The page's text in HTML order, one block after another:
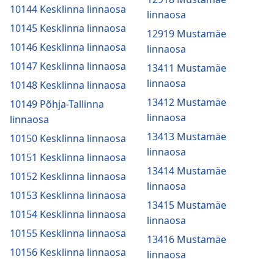
10144 Kesklinna linnaosa
10145 Kesklinna linnaosa
10146 Kesklinna linnaosa
10147 Kesklinna linnaosa
10148 Kesklinna linnaosa
10149 Põhja-Tallinna
linnaosa
10150 Kesklinna linnaosa
10151 Kesklinna linnaosa
10152 Kesklinna linnaosa
10153 Kesklinna linnaosa
10154 Kesklinna linnaosa
10155 Kesklinna linnaosa
10156 Kesklinna linnaosa
linnaosa
12919 Mustamäe
linnaosa
13411 Mustamäe
linnaosa
13412 Mustamäe
linnaosa
13413 Mustamäe
linnaosa
13414 Mustamäe
linnaosa
13415 Mustamäe
linnaosa
13416 Mustamäe
linnaosa